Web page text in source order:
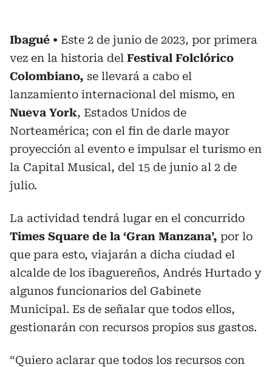
Ibagué
Este 2 de junio de 2023, por primera
vez en la historia del Festival Folclórico
Colombiano, se llevará a cabo el
lanzamiento internacional del mismo, en
Nueva York, Estados Unidos de
Norteamérica; con el fin de darle mayor
proyección al evento e impulsar el turismo en
la Capital Musical, del 15 de junio al 2 de
julio.
La actividad tendrá lugar en el concurrido
Times Square de la ‘Gran Manzana’, por lo
que para esto, viajarán a dicha ciudad el
alcalde de los ibaguereños, Andrés Hurtado y
algunos funcionarios del Gabinete
Municipal. Es de señalar que todos ellos,
gestionarán con recursos propios sus gastos.
“Quiero aclarar que todos los recursos con